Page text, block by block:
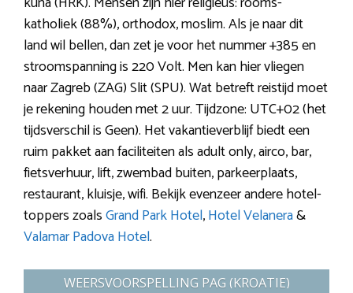
katholiek (88%), orthodox, moslim. Als je naar dit
land wil bellen, dan zet je voor het nummer +385 en
stroomspanning is 220 Volt. Men kan hier vliegen
naar Zagreb (ZAG) Slit (SPU). Wat betreft reistijd moet
je rekening houden met 2 uur. Tijdzone: UTC+02 (het
tijdsverschil is Geen). Het vakantieverblijf biedt een
ruim pakket aan faciliteiten als adult only, airco, bar,
fietsverhuur, lift, zwembad buiten, parkeerplaats,
restaurant, kluisje, wifi. Bekijk evenzeer andere hotel-
toppers zoalsGrand Park Hotel,Hotel Velanera&
Valamar Padova Hotel.
WEERSVOORSPELLING PAG (KROATIË)